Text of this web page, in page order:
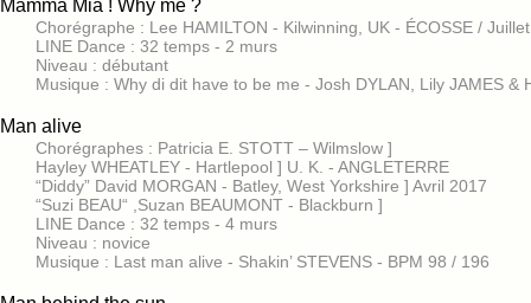
Mamma Mia ! Why me ?
Chorégraphe : Lee HAMILTON - Kilwinning, UK - ÉCOSSE /
LINE Dance : 32 temps - 2 murs
Niveau : débutant
Musique : Why di dit have to be me - Josh DYLAN, Lily JAMES &
Man alive
Chorégraphes : Patricia E. STOTT – Wilmslow ]
Hayley WHEATLEY - Hartlepool ] U. K. - ANGLETERRE
“Diddy” David MORGAN - Batley, West Yorkshire ] Avril 2017
“Suzi BEAU“ ,Suzan BEAUMONT - Blackburn ]
LINE Dance : 32 temps - 4 murs
Niveau : novice
Musique : Last man alive - Shakin’ STEVENS - BPM 98 / 196